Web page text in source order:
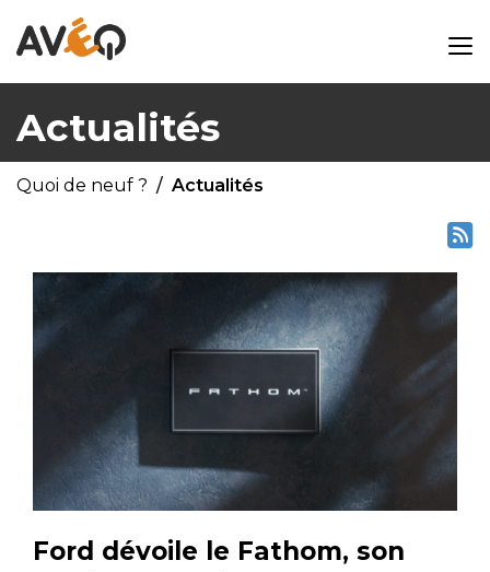
Actualités
Quoi de neuf ? Actualités
Ford dévoile le Fathom, son